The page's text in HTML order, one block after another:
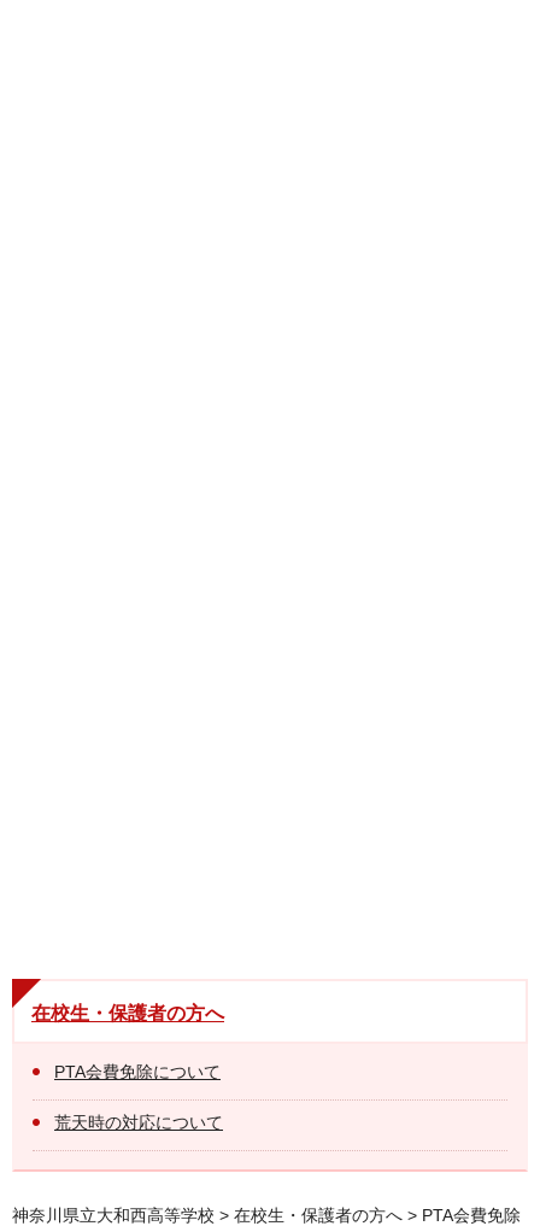
在校生・保護者の方へ
PTA会費免除について
荒天時の対応について
神奈川県立大和西高等学校 > 在校生・保護者の方へ > PTA会費免除